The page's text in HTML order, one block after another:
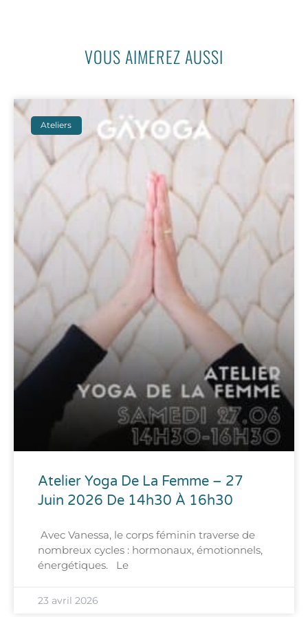
VOUS AIMEREZ AUSSI
Ateliers
Atelier Yoga De La Femme – 27
Juin 2026 De 14h30 À 16h30
Avec Vanessa, le corps féminin traverse de
nombreux cycles : hormonaux, émotionnels,
énergétiques. Le
23 avril 2026